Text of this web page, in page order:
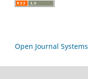
Open Journal Systems